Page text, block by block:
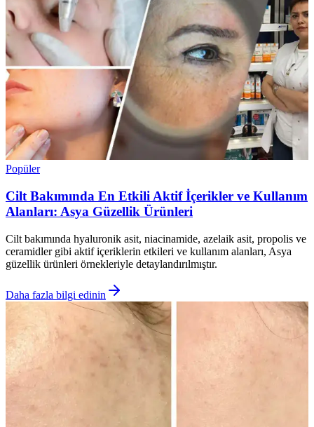
Popüler
Cilt Bakımında En Etkili Aktif İçerikler ve Kullanım
Alanları: Asya Güzellik Ürünleri
Cilt bakımında hyaluronik asit, niacinamide, azelaik asit, propolis ve
ceramidler gibi aktif içeriklerin etkileri ve kullanım alanları, Asya
güzellik ürünleri örnekleriyle detaylandırılmıştır.
Daha fazla bilgi edinin